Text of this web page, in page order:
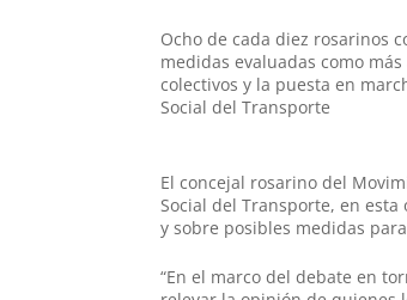
t
Ocho de cada diez rosarinos
medidas evaluadas como
colectivos y la puesta en
Social del Transporte
El concejal rosarino del
Social del Transporte, en
y sobre posibles medidas
“En el marco del debate en